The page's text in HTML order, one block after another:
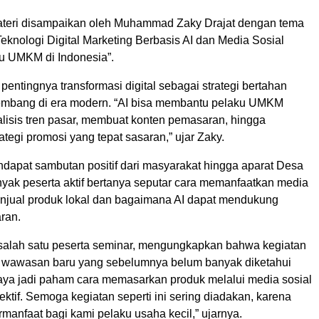
disampaikan oleh Muhammad Zaky Drajat dengan tema
Digital Marketing Berbasis AI dan Media Sosial
UMKM di Indonesia”.
transformasi digital sebagai strategi bertahan
di era modern. “AI bisa membantu pelaku UMKM
tren pasar, membuat konten pemasaran, hingga
promosi yang tepat sasaran,” ujar Zaky.
sambutan positif dari masyarakat hingga aparat Desa
peserta aktif bertanya seputar cara memanfaatkan media
produk lokal dan bagaimana AI dapat mendukung
satu peserta seminar, mengungkapkan bahwa kegiatan
baru yang sebelumnya belum banyak diketahui
jadi paham cara memasarkan produk melalui media sosial
Semoga kegiatan seperti ini sering diadakan, karena
bagi kami pelaku usaha kecil,” ujarnya.